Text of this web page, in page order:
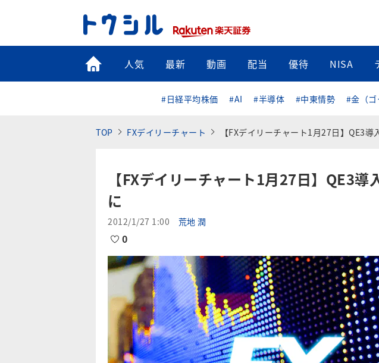
トップ
人気 最新 動画 配当 優待 NISA
#日経平均株価 #AI #半導体 #中東情勢 #金（ゴ
TOP FXデイリーチャート 【FXデイリーチャート1月27日】QE3
【FXデイリーチャート1月27日】QE3導
に
2012/1/27 1:00 荒地 潤
0